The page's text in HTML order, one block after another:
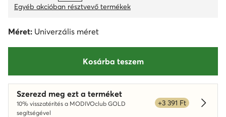
Egyéb akcióban résztvevő termékek
Méret: Univerzális méret
Kosárba teszem
Szerezd meg ezt a terméket
10% visszatérítés a MODIVOclub GOLD
segítségével
+3 391 Ft